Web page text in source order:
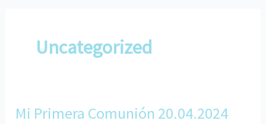
Uncategorized
Mi Primera Comunión 20.04.2024
Mi